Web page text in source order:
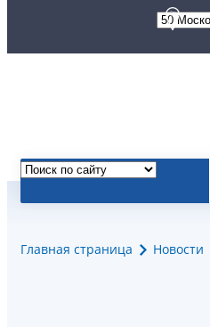
Главная страница Новости